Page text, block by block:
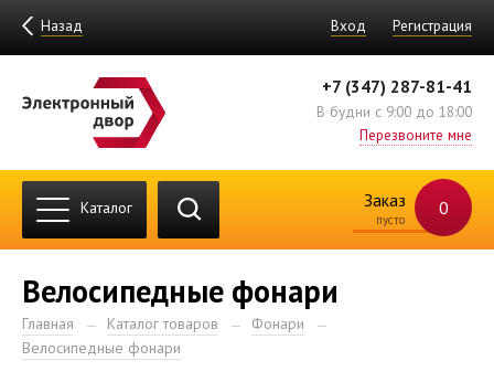
Назад Вход Регистрация
+7 (347) 287-81-41
В будни с 9:00 до 18:00
Перезвоните мне
Каталог Заказ 0
пусто
Велосипедные фонари
Главная Каталог товаров
Фонари
Велосипедные фонари